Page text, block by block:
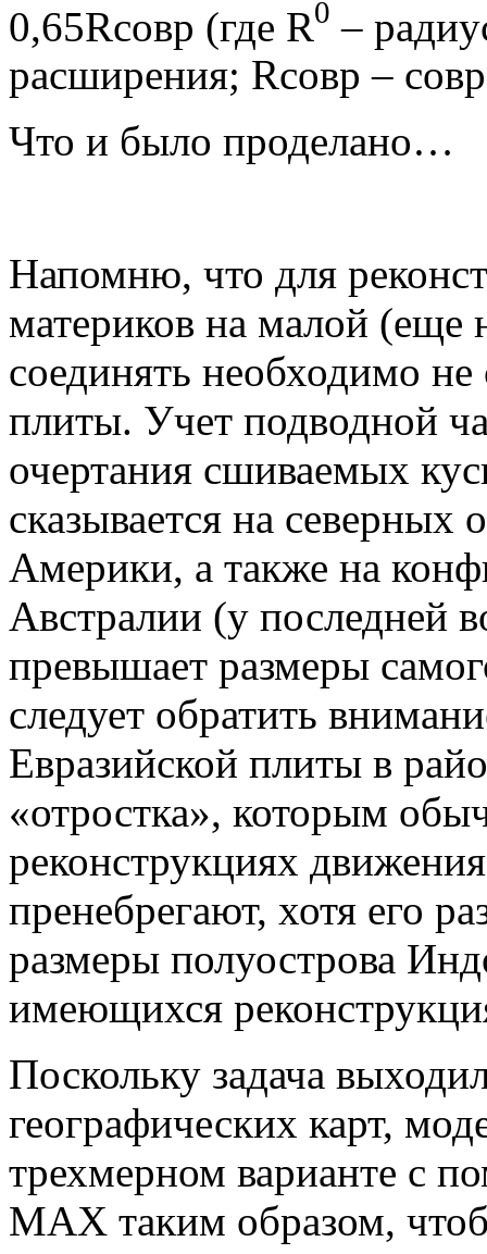
0,65Rсовр (где R0 –
расширения; Rсовр –
Что и было проделано…
Напомню, что для
материков на малой
соединять необходимо
плиты. Учет подводной
очертания сшиваемых
сказывается на
Америки, а также на
Австралии (у последней
превышает размеры
следует обратить
Евразийской плиты в
«отростка», которым
реконструкциях
пренебрегают, хотя его
размеры полуострова
имеющихся
Поскольку задача
географических карт,
трехмерном варианте с
MAX таким образом,